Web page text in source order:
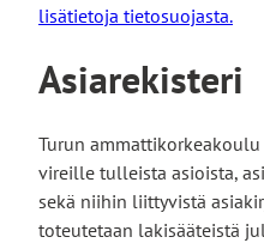
lisätietoja tietosuojasta.
Asiarekisteri
Turun
vireille tulleista asioista,
sekä niihin liittyvistä
toteutetaan lakisääteistä